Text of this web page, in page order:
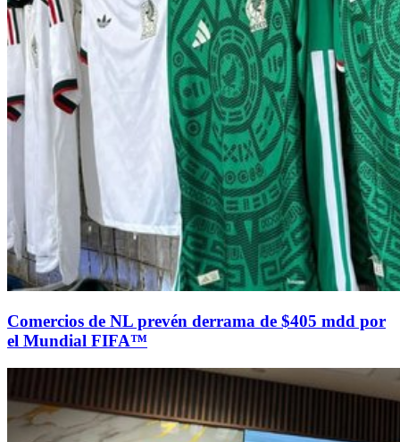
Comercios de NL prevén derrama de $405 mdd por
el Mundial FIFA™